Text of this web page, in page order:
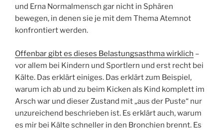
und Erna Normalmensch gar nicht in Sphären
bewegen, in denen sie je mit dem Thema Atemnot
konfrontiert werden.
Offenbar gibt es dieses Belastungsasthma wirklich –
vor allem bei Kindern und Sportlern und erst recht bei
Kälte. Das erklärt einiges. Das erklärt zum Beispiel,
warum ich ab und zu beim Kicken als Kind komplett im
Arsch war und dieser Zustand mit „aus der Puste“ nur
unzureichend beschrieben ist. Es erklärt auch, warum
es mir bei Kälte schneller in den Bronchien brennt. Es